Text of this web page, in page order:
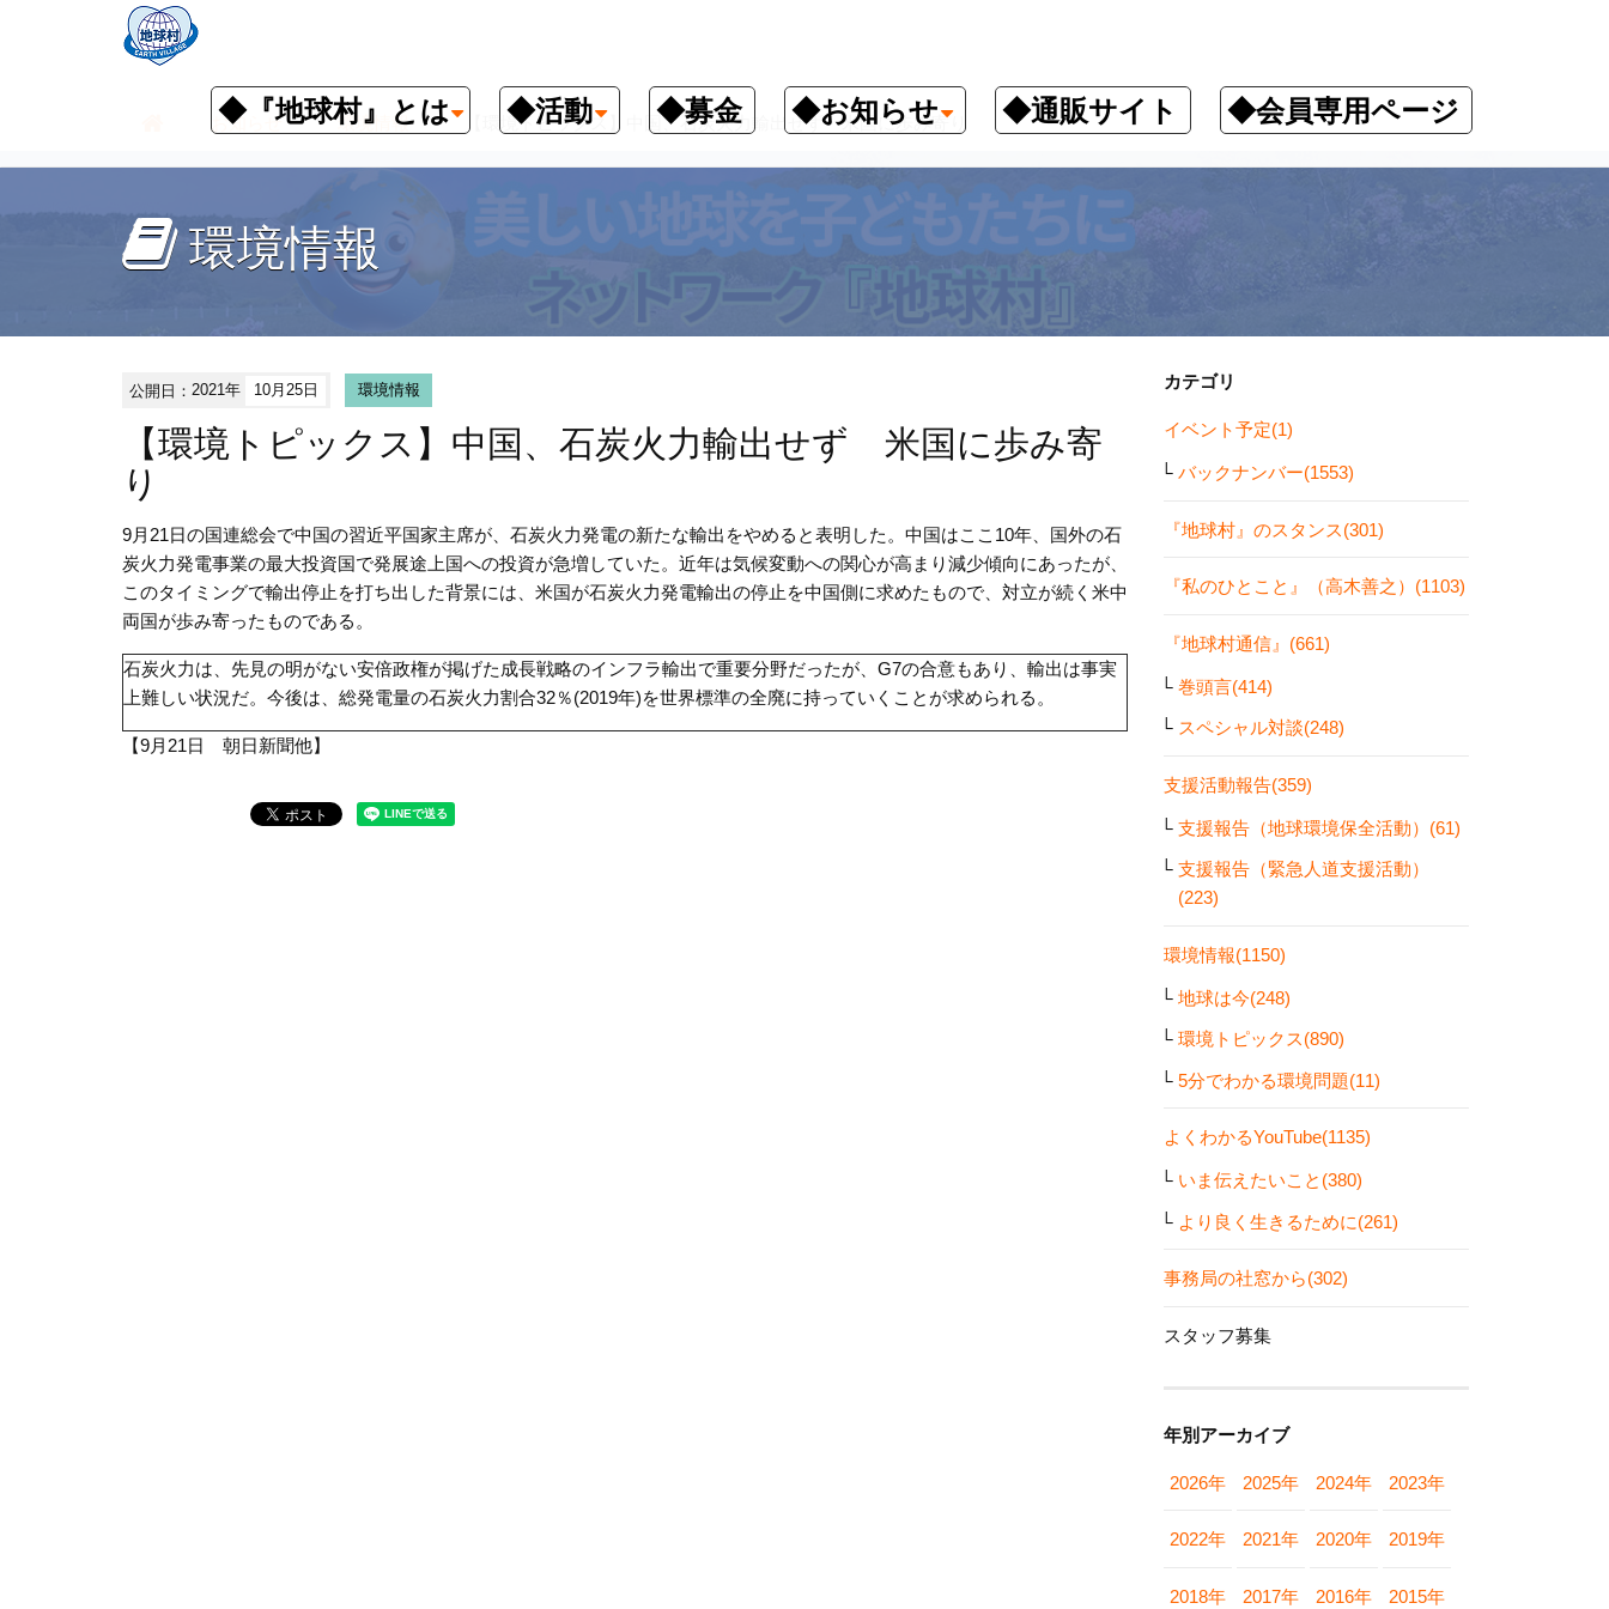
◆『地球村』とは ◆活動 ◆募金 ◆お知らせ ◆通販サイト ◆会員専用ページ
お知らせ 環境情報 【環境トピックス】中国、石炭火力輸出せず 米国に歩み寄り
環境情報
公開日：2021年 10月25日 環境情報
【環境トピックス】中国、石炭火力輸出せず 米国に歩み寄
り
9月 21日の国連総会で中国の習近平国家主席が、石炭火力発電の新たな輸出をやめると表明した。中国はここ 10年、国外の石
炭火力発電事業の最大投資国で発展途上国への投資が急増していた。近年は気候変動への関心が高まり減少傾向にあったが、
このタイミングで輸出停止を打ち出した背景には、米国が石炭火力発電輸出の停止を中国側に求めたもので、対立が続く米中
両国が歩み寄ったものである。
石炭火力は、先見の明がない安倍政権が掲げた成長戦略のインフラ輸出で重要分野だったが、 G7の合意もあり、輸出は事実
上難しい状況だ。今後は、総発電量の石炭火力割合32％(2019年)を世界標準の全廃に持っていくことが求められる。
【9月21日 朝日新聞他】
カテゴリ
イベント予定(1)
バックナンバー(1553)
『地球村』のスタンス(301)
『私のひとこと』（高木善之）(1103)
『地球村通信』(661)
巻頭言(414)
スペシャル対談(248)
支援活動報告(359)
支援報告（地球環境保全活動）(61)
支援報告（緊急人道支援活動）
(223)
環境情報(1150)
地球は今(248)
環境トピックス(890)
5分でわかる環境問題(11)
よくわかるYouTube(1135)
いま伝えたいこと(380)
より良く生きるために(261)
事務局の社窓から(302)
スタッフ募集
年別アーカイブ
2026年 2025年 2024年 2023年
2022年 2021年 2020年 2019年
2018年 2017年 2016年 2015年